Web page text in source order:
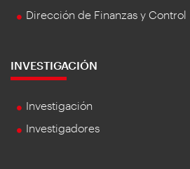
Dirección de Finanzas y Control
INVESTIGACIÓN
Investigación
Investigadores